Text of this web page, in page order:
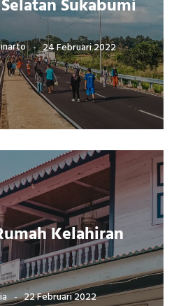
Sukabumi
24 Februari 2022
Kelahiran
22 Februari 2022